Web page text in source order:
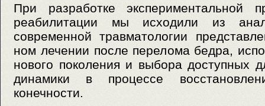
При разработке экспериментальной
реабилитации мы исходили из
современной травматологии
ном лечении после перелома бедра,
нового поколения и выбора доступных
динамики в процессе
конечности.